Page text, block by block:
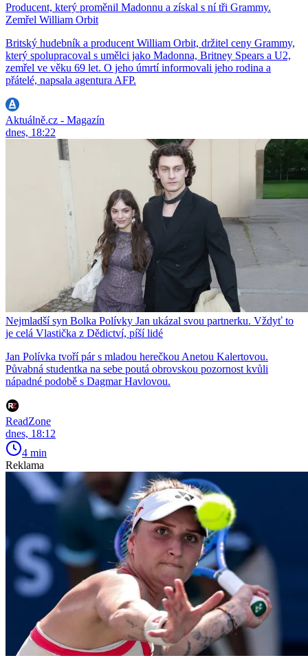
Producent, který proměnil Madonnu a získal s ní tři Grammy.
Zemřel William Orbit
Britský hudebník a producent William Orbit, držitel ceny Grammy,
který spolupracoval s umělci jako Madonna, Britney Spears a U2,
zemřel ve věku 69 let. O jeho úmrtí informovali jeho rodina a
přátelé, napsala agentura AFP.
Aktuálně.cz - Magazín
dnes, 18:22
Nejmladší syn Bolka Polívky Jan ukázal svou partnerku. Vždyť to
je celá Vlastička z Dědictví, píší lidé
Jan Polívka tvoří pár s mladou herečkou Anetou Kalertovou.
Půvabná studentka na sebe poutá obrovskou pozornost kvůli
nápadné podobě s Dagmar Havlovou.
ReadZone
dnes, 18:12
4 min
Reklama